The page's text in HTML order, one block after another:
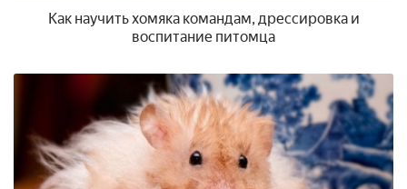
Как научить хомяка командам, дрессировка и
воспитание питомца